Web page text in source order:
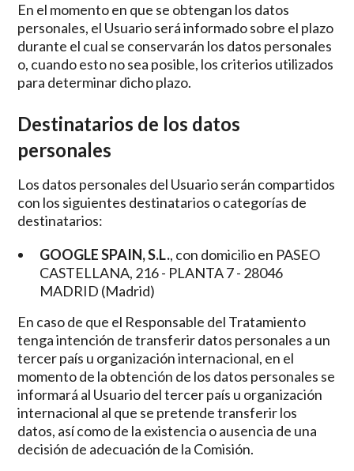
En el momento en que se obtengan los datos
personales, el Usuario será informado sobre el plazo
durante el cual se conservarán los datos personales
o, cuando esto no sea posible, los criterios utilizados
para determinar dicho plazo.
Destinatarios de los datos
personales
Los datos personales del Usuario serán compartidos
con los siguientes destinatarios o categorías de
destinatarios:
GOOGLE SPAIN, S.L., con domicilio en PASEO
CASTELLANA, 216 - PLANTA 7 - 28046
MADRID (Madrid)
En caso de que el Responsable del Tratamiento
tenga intención de transferir datos personales a un
tercer país u organización internacional, en el
momento de la obtención de los datos personales se
informará al Usuario del tercer país u organización
internacional al que se pretende transferir los
datos, así como de la existencia o ausencia de una
decisión de adecuación de la Comisión.